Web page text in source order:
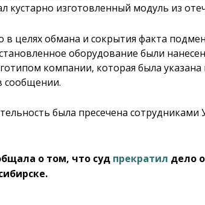
кустарно изготовленный модуль из
в целях обмана и сокрытия факта
оборудование были
компании, которая была
сообщении.
была пресечена
о том, что суд прекратил дело